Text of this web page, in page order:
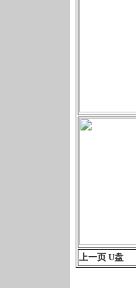
上一页 U盘